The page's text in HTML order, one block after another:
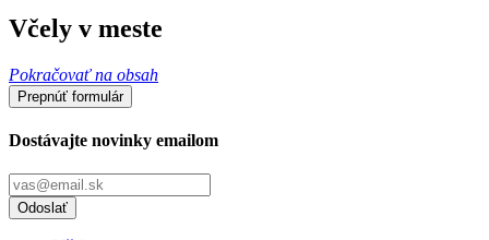
Včely v meste
Pokračovať na obsah
Prepnúť formulár
Dostávajte novinky emailom
Odoslať